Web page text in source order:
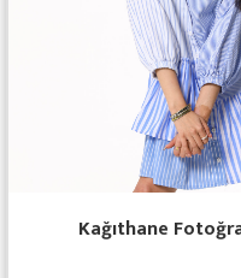
Kağıthane